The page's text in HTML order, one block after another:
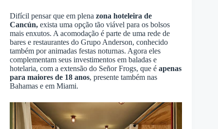
Difícil pensar que em plena zona hoteleira de
Cancún, exista uma opção tão viável para os bolsos
mais enxutos. A acomodação é parte de uma rede de
bares e restaurantes do Grupo Anderson, conhecido
também por animadas festas noturnas. Agora eles
complementam seus investimentos em baladas e
hotelaria, com a extensão do Señor Frogs, que é apenas
para maiores de 18 anos, presente também nas
Bahamas e em Miami.